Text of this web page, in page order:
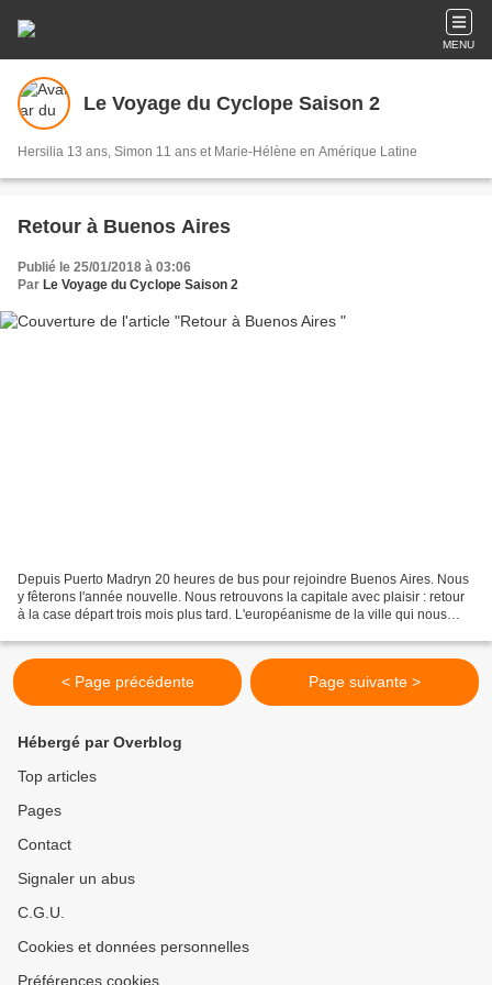
MENU
Le Voyage du Cyclope Saison 2
Hersilia 13 ans, Simon 11 ans et Marie-Hélène en Amérique Latine
Retour à Buenos Aires
Publié le 25/01/2018 à 03:06
Par Le Voyage du Cyclope Saison 2
Depuis Puerto Madryn 20 heures de bus pour rejoindre Buenos Aires. Nous
y fêterons l'année nouvelle. Nous retrouvons la capitale avec plaisir : retour
à la case départ trois mois plus tard. L'européanisme de la ville qui nous
< Page précédente Page suivante >
Hébergé par Overblog
Top articles
Pages
Contact
Signaler un abus
C.G.U.
Cookies et données personnelles
Préférences cookies